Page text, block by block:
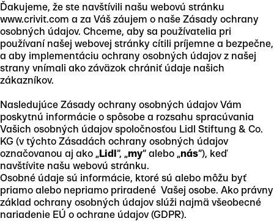
Ďakujeme, že ste navštívili našu webovú stránku
www.crivit.com a za Váš záujem o naše Zásady ochrany
osobných údajov. Chceme, aby sa používatelia pri
používaní našej webovej stránky cítili príjemne a bezpečne,
a aby implementáciu ochrany osobných údajov z našej
strany vnímali ako záväzok chrániť údaje našich
zákazníkov.
Nasledujúce Zásady ochrany osobných údajov Vám
poskytnú informácie o spôsobe a rozsahu spracúvania
Vašich osobných údajov spoločnosťou Lidl Stiftung & Co.
KG (v týchto Zásadách ochrany osobných údajov
označovanou aj ako „Lidl“, „my“ alebo „nás“), keď
navštívite našu webovú stránku.
Osobné údaje sú informácie, ktoré sú alebo môžu byť
priamo alebo nepriamo priradené Vašej osobe. Ako právny
základ ochrany osobných údajov slúži najmä všeobecné
nariadenie EÚ o ochrane údajov (GDPR).